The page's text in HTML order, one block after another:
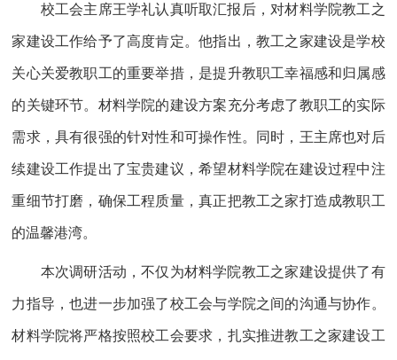
校工会主席王学礼认真听取汇报后，对材料学院教工之
家建设工作给予了高度肯定。他指出，教工之家建设是学校
关心关爱教职工的重要举措，是提升教职工幸福感和归属感
的关键环节。材料学院的建设方案充分考虑了教职工的实际
需求，具有很强的针对性和可操作性。同时，王主席也对后
续建设工作提出了宝贵建议，希望材料学院在建设过程中注
重细节打磨，确保工程质量，真正把教工之家打造成教职工
的温馨港湾。
本次调研活动，不仅为材料学院教工之家建设提供了有
力指导，也进一步加强了校工会与学院之间的沟通与协作。
材料学院将严格按照校工会要求，扎实推进教工之家建设工